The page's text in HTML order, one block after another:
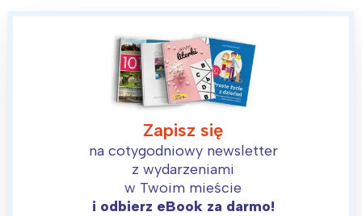
Zapisz się
na cotygodniowy newsletter
z wydarzeniami
w Twoim mieście
i odbierz eBook za darmo!